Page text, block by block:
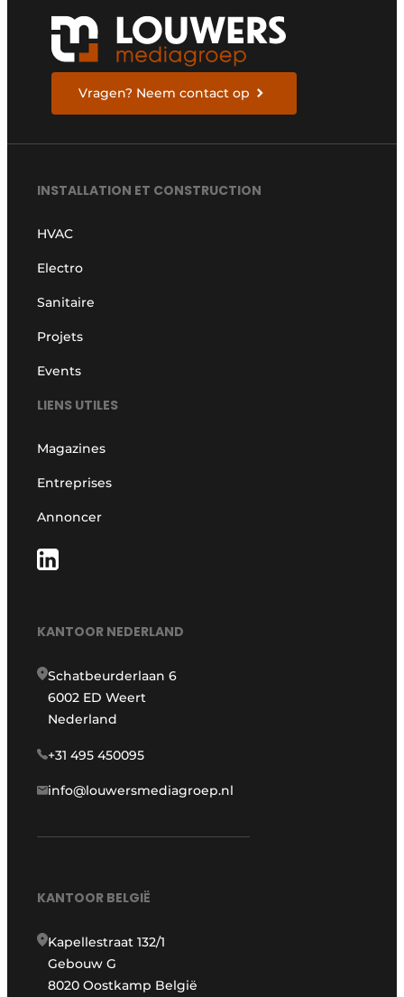
Vragen? Neem contact op
INSTALLATION ET CONSTRUCTION
HVAC
Electro
Sanitaire
Projets
Events
LIENS UTILES
Magazines
Entreprises
Annoncer
KANTOOR NEDERLAND
Schatbeurderlaan 6
6002 ED Weert
Nederland
+31 495 450095
info@louwersmediagroep.nl
KANTOOR BELGIË
Kapellestraat 132/1
Gebouw G
8020 Oostkamp België